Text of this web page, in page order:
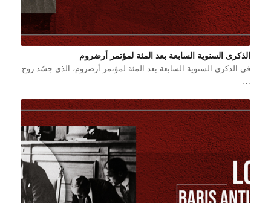
الذكرى السنوية السابعة بعد المئة لمؤتمر أرضروم
في الذكرى السنوية السابعة بعد المئة لمؤتمر أرضروم، الذي جسّد روح
…